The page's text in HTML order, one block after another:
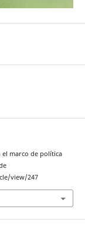
el marco de política
view/247